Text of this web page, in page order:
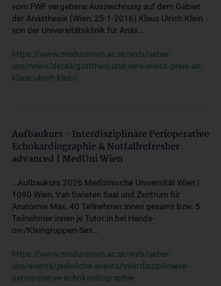
vom FWF vergebene Auszeichnung auf dem Gebiet
der Anästhesie (Wien, 25-1-2016) Klaus Ulrich Klein
von der Universitätsklinik für Anäs...
https://www.meduniwien.ac.at/web/ueber-
uns/news/detail/gottfried-und-vera-weiss-preis-an-
klaus-ulrich-klein/
Aufbaukurs - Interdisziplinäre Perioperative
Echokardiographie & Notfallrefresher
advanced | MedUni Wien
...Aufbaukurs 2026 Medizinische Universität Wien |
1090 Wien, Van Swieten Saal und Zentrum für
Anatomie Max. 40 Teilnehmer:innen gesamt bzw. 5
Teilnehmer:innen je Tutor:in bei Hands-
on-/Kleingruppen-Ses...
https://www.meduniwien.ac.at/web/ueber-
uns/events/jaehrliche-events/interdisziplinaere-
perioperative-echokardiographie-